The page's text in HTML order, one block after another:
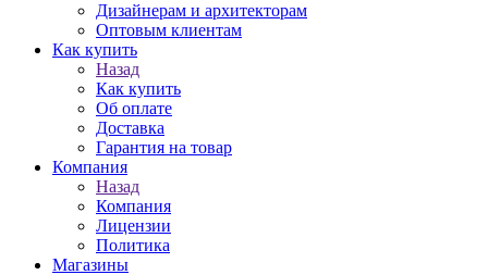
Дизайнерам и архитекторам
Оптовым клиентам
Как купить
Назад
Как купить
Об оплате
Доставка
Гарантия на товар
Компания
Назад
Компания
Лицензии
Политика
Магазины